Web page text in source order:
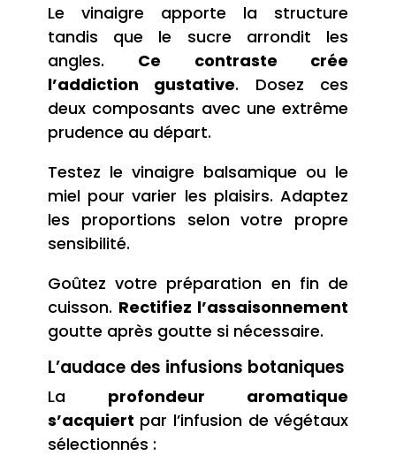
Le vinaigre apporte la structure
tandis que le sucre arrondit les
angles. Ce contraste crée
l’addiction gustative. Dosez ces
deux composants avec une extrême
prudence au départ.
Testez le vinaigre balsamique ou le
miel pour varier les plaisirs. Adaptez
les proportions selon votre propre
sensibilité.
Goûtez votre préparation en fin de
cuisson. Rectifiez l’assaisonnement
goutte après goutte si nécessaire.
L’audace des infusions botaniques
La profondeur aromatique
s’acquiert par l’infusion de végétaux
sélectionnés :